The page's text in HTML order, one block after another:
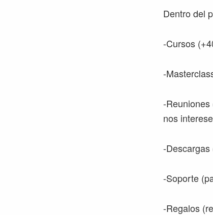
Dentro del
-Cursos
-
-
nos
-Descargas
-Soporte
-Regalos